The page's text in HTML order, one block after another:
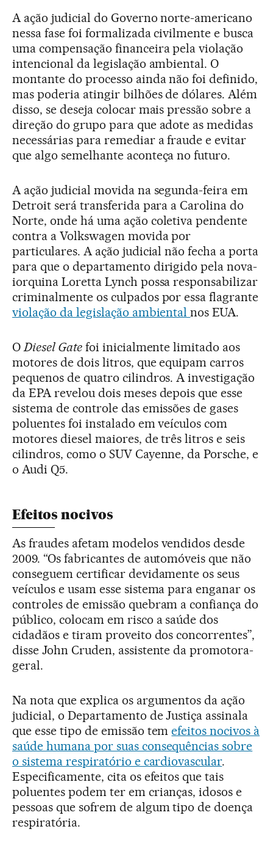
A ação judicial do Governo norte-americano
nessa fase foi formalizada civilmente e busca
uma compensação financeira pela violação
intencional da legislação ambiental. O
montante do processo ainda não foi definido,
mas poderia atingir bilhões de dólares. Além
disso, se deseja colocar mais pressão sobre a
direção do grupo para que adote as medidas
necessárias para remediar a fraude e evitar
que algo semelhante aconteça no futuro.
A ação judicial movida na segunda-feira em
Detroit será transferida para a Carolina do
Norte, onde há uma ação coletiva pendente
contra a Volkswagen movida por
particulares. A ação judicial não fecha a porta
para que o departamento dirigido pela nova-
iorquina Loretta Lynch possa responsabilizar
criminalmente os culpados por essa flagrante
violação da legislação ambientalnos EUA.
ODiesel Gatefoi inicialmente limitado aos
motores de dois litros, que equipam carros
pequenos de quatro cilindros. A investigação
da EPA revelou dois meses depois que esse
sistema de controle das emissões de gases
poluentes foi instalado em veículos com
motores diesel maiores, de três litros e seis
cilindros, como o SUV Cayenne, da Porsche, e
o Audi Q5.
Efeitos nocivos
As fraudes afetam modelos vendidos desde
2009. “Os fabricantes de automóveis que não
conseguem certificar devidamente os seus
veículos e usam esse sistema para enganar os
controles de emissão quebram a confiança do
público, colocam em risco a saúde dos
cidadãos e tiram proveito dos concorrentes”,
disse John Cruden, assistente da promotora-
geral.
Na nota que explica os argumentos da ação
judicial, o Departamento de Justiça assinala
que esse tipo de emissão temefeitos nocivos à
saúde humana por suas consequências sobre
o sistema respiratório e cardiovascular.
Especificamente, cita os efeitos que tais
poluentes podem ter em crianças, idosos e
pessoas que sofrem de algum tipo de doença
respiratória.